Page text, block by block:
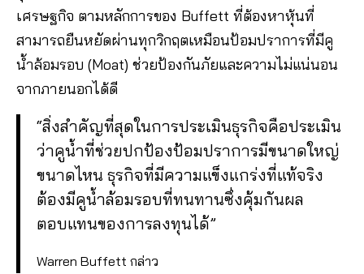
เศรษฐกิจ ตามหลักการของ Buffett ที่ต้องหาหุ้นที่
สามารถยืนหยัดผ่านทุกวิกฤตเหมือนป้อมปราการที่มีคู
น้ำล้อมรอบ (Moat) ช่วยป้องกันภัยและความไม่แน่นอน
จากภายนอกได้ดี
“สิ่งสำคัญที่สุดในการประเมินธุรกิจคือประเมิน
ว่าคูน้ำที่ช่วยปกป้องป้อมปราการมีขนาดใหญ่
ขนาดไหน ธุรกิจที่มีความแข็งแกร่งที่แท้จริง
ต้องมีคูน้ำล้อมรอบที่ทนทานซึ่งคุ้มกันผล
ตอบแทนของการลงทุนได้”
Warren Buffett กล่าว